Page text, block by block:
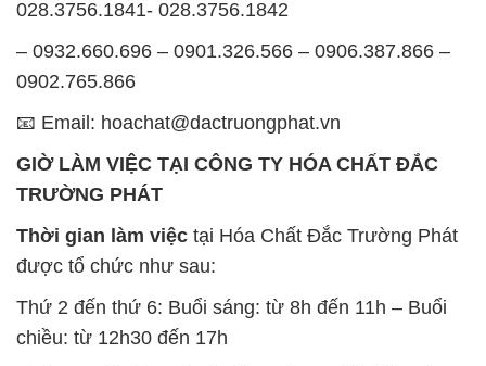
028.3756.1841- 028.3756.1842
– 0932.660.696 – 0901.326.566 – 0906.387.866 –
0902.765.866
📧 Email: hoachat@dactruongphat.vn
GIỜ LÀM VIỆC TẠI CÔNG TY HÓA CHẤT ĐẮC
TRƯỜNG PHÁT
Thời gian làm việc tại Hóa Chất Đắc Trường Phát
được tổ chức như sau:
Thứ 2 đến thứ 6: Buổi sáng: từ 8h đến 11h – Buổi
chiều: từ 12h30 đến 17h